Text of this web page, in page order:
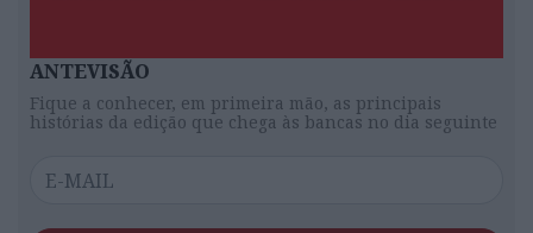
ANTEVISÃO
Fique a conhecer, em primeira mão, as principais
histórias da edição que chega às bancas no dia seguinte